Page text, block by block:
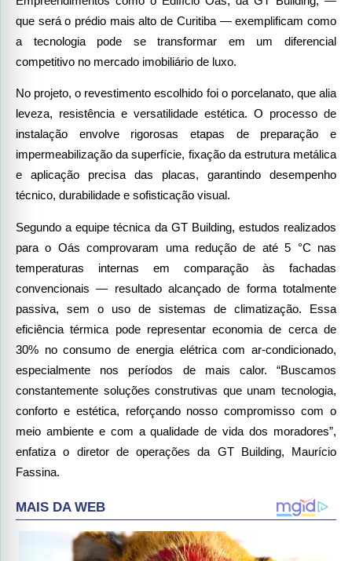
que será o prédio mais alto de Curitiba — exemplificam como
a tecnologia pode se transformar em um diferencial
competitivo no mercado imobiliário de luxo.
No projeto, o revestimento escolhido foi o porcelanato, que alia
leveza, resistência e versatilidade estética. O processo de
instalação envolve rigorosas etapas de preparação e
impermeabilização da superfície, fixação da estrutura metálica
e aplicação precisa das placas, garantindo desempenho
técnico, durabilidade e sofisticação visual.
Segundo a equipe técnica da GT Building, estudos realizados
para o Oás comprovaram uma redução de até 5 °C nas
temperaturas internas em comparação às fachadas
convencionais — resultado alcançado de forma totalmente
passiva, sem o uso de sistemas de climatização. Essa
eficiência térmica pode representar economia de cerca de
30% no consumo de energia elétrica com ar-condicionado,
especialmente nos períodos de mais calor. “Buscamos
constantemente soluções construtivas que unam tecnologia,
conforto e estética, reforçando nosso compromisso com o
meio ambiente e com a qualidade de vida dos moradores”,
enfatiza o diretor de operações da GT Building, Maurício
Fassina.